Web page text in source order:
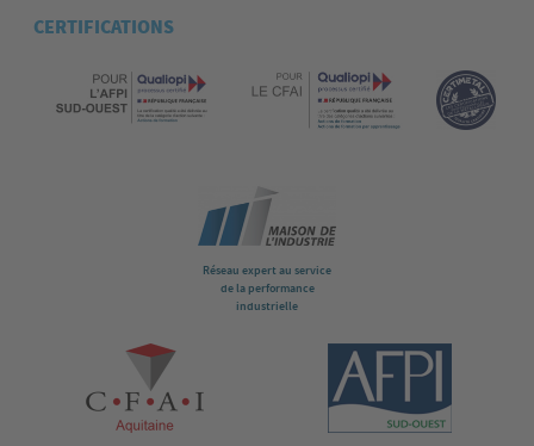
CERTIFICATIONS
Réseau expert au service
de la performance
industrielle